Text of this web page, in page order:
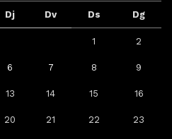
Dj Dv Ds Dg
1 2
6 7 8 9
13 14 15 16
20 21 22 23